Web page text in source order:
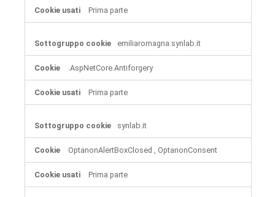
Prima parte
emiliaromagna.synlab.it
.AspNetCore.Antiforgery
Prima parte
synlab.it
OptanonAlertBoxClosed, OptanonConsent
Prima parte